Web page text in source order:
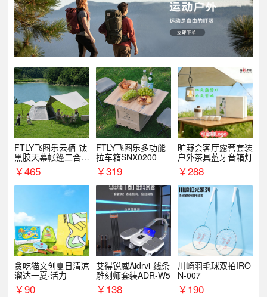
FTLY飞图乐云栖-钛
黑胶天幕帐篷二合一
TMTZ0201
￥465
FTLY飞图乐多功能
拉车箱SNX0200
￥319
旷野会客厅露营套装
户外茶具蓝牙音箱灯
￥288
贪吃猫文创夏日清凉
溜达一夏·活力
￥90
艾得锐威Aidrvi-线条
雕刻师套装ADR-W5
￥138
川崎羽毛球双拍IRO
N-007
￥190